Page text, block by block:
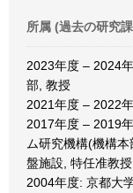
所属 (過去の研究
2023年度 – 2024
部, 教授
2021年度 – 2022
2017年度 – 2019
ム研究機構(機構
盤施設, 特任准教授
2004年度: 京都大